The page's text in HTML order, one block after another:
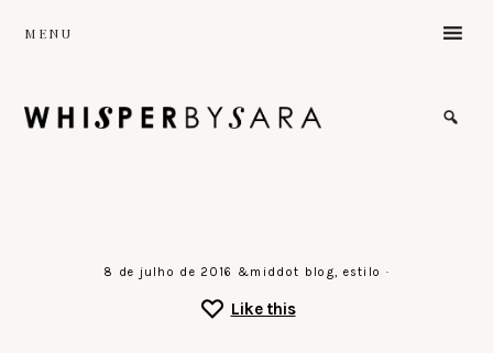
content
MENU
8 de julho de 2016 &middot blog, estilo ·
Like this